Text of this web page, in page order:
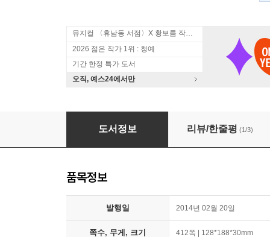
뮤지컬 〈휴남동 서점〉X 황보름 작가 북토크
2026 젊은 작가 1위 : 청예
기간 한정 특가 도서
오직, 예스24에서만
도서정보 리뷰/한줄평 (1/3)
품목정보
발행일 2014년 02월 20일
쪽수, 무게, 크기 412쪽 | 128*188*30mm